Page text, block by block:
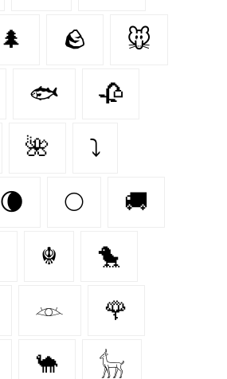
🌲 🪨 🐭
🐟 🥀
🌺 ⤵
🌘 🌕 🚚
☬ 🐤
𓁺 🌹
🐪 𓃴